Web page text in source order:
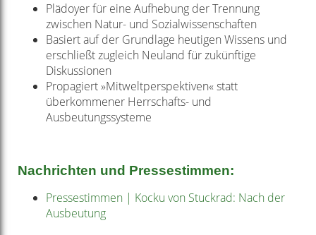
Plädoyer für eine Aufhebung der Trennung
zwischen Natur- und Sozialwissenschaften
Basiert auf der Grundlage heutigen Wissens und
erschließt zugleich Neuland für zukünftige
Diskussionen
Propagiert »Mitweltperspektiven« statt
überkommener Herrschafts- und
Ausbeutungssysteme
Nachrichten und Pressestimmen:
Pressestimmen | Kocku von Stuckrad: Nach der
Ausbeutung